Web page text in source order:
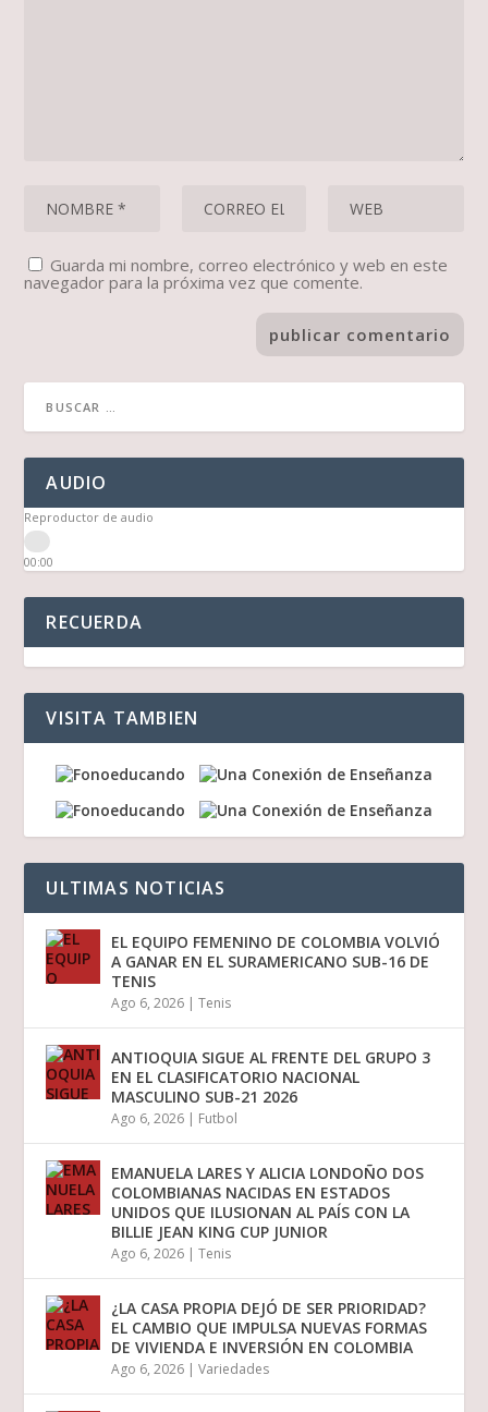
Guarda mi nombre, correo electrónico y web en este
navegador para la próxima vez que comente.
AUDIO
Reproductor de audio
00:00
03:16
RECUERDA
VISITA TAMBIEN
ULTIMAS NOTICIAS
EL EQUIPO FEMENINO DE COLOMBIA VOLVIÓ
A GANAR EN EL SURAMERICANO SUB-16 DE
TENIS
Ago 6, 2026 |Tenis
ANTIOQUIA SIGUE AL FRENTE DEL GRUPO 3
EN EL CLASIFICATORIO NACIONAL
MASCULINO SUB-21 2026
Ago 6, 2026 | Futbol
EMANUELA LARES Y ALICIA LONDOÑO DOS
COLOMBIANAS NACIDAS EN ESTADOS
UNIDOS QUE ILUSIONAN AL PAÍS CON LA
BILLIE JEAN KING CUP JUNIOR
Ago 6, 2026 |Tenis
¿LA CASA PROPIA DEJÓ DE SER PRIORIDAD?
EL CAMBIO QUE IMPULSA NUEVAS FORMAS
DE VIVIENDA E INVERSIÓN EN COLOMBIA
Ago 6, 2026 |Variedades